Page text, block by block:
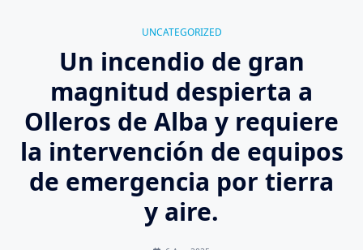
UNCATEGORIZED
Un incendio de gran
magnitud despierta a
Olleros de Alba y requiere
la intervención de equipos
de emergencia por tierra
y aire.